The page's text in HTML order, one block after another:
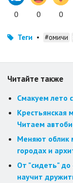
0 0 0
Теги • #омичи
Читайте также
Смакуем лето
Крестьянская
Читаем
Меняют облик
городах и
От "сидеть"
научит